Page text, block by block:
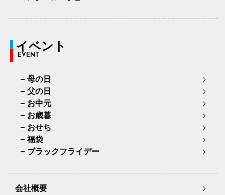
イベント
EVENT
母の日
父の日
お中元
お歳暮
おせち
福袋
ブラックフライデー
会社概要